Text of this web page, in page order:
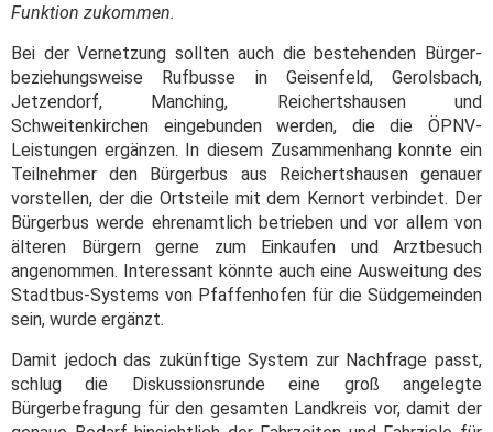
Funktion zukommen.
Bei der Vernetzung sollten auch die bestehenden Bürger-
beziehungsweise Rufbusse in Geisenfeld, Gerolsbach,
Jetzendorf, Manching, Reichertshausen und
Schweitenkirchen eingebunden werden, die die ÖPNV-
Leistungen ergänzen. In diesem Zusammenhang konnte ein
Teilnehmer den Bürgerbus aus Reichertshausen genauer
vorstellen, der die Ortsteile mit dem Kernort verbindet. Der
Bürgerbus werde ehrenamtlich betrieben und vor allem von
älteren Bürgern gerne zum Einkaufen und Arztbesuch
angenommen. Interessant könnte auch eine Ausweitung des
Stadtbus-Systems von Pfaffenhofen für die Südgemeinden
sein, wurde ergänzt.
Damit jedoch das zukünftige System zur Nachfrage passt,
schlug die Diskussionsrunde eine groß angelegte
Bürgerbefragung für den gesamten Landkreis vor, damit der